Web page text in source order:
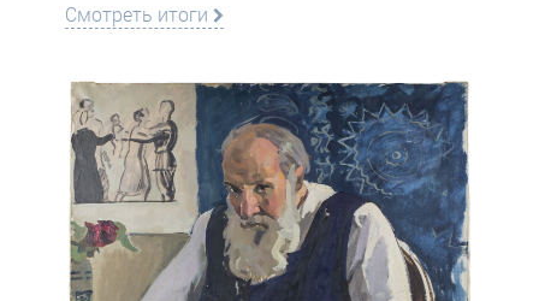
Смотреть итоги